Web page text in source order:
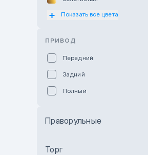
Оранжевый
Показать все цвета
ПРИВОД
Передний
Задний
Полный
Праворульные
Торг